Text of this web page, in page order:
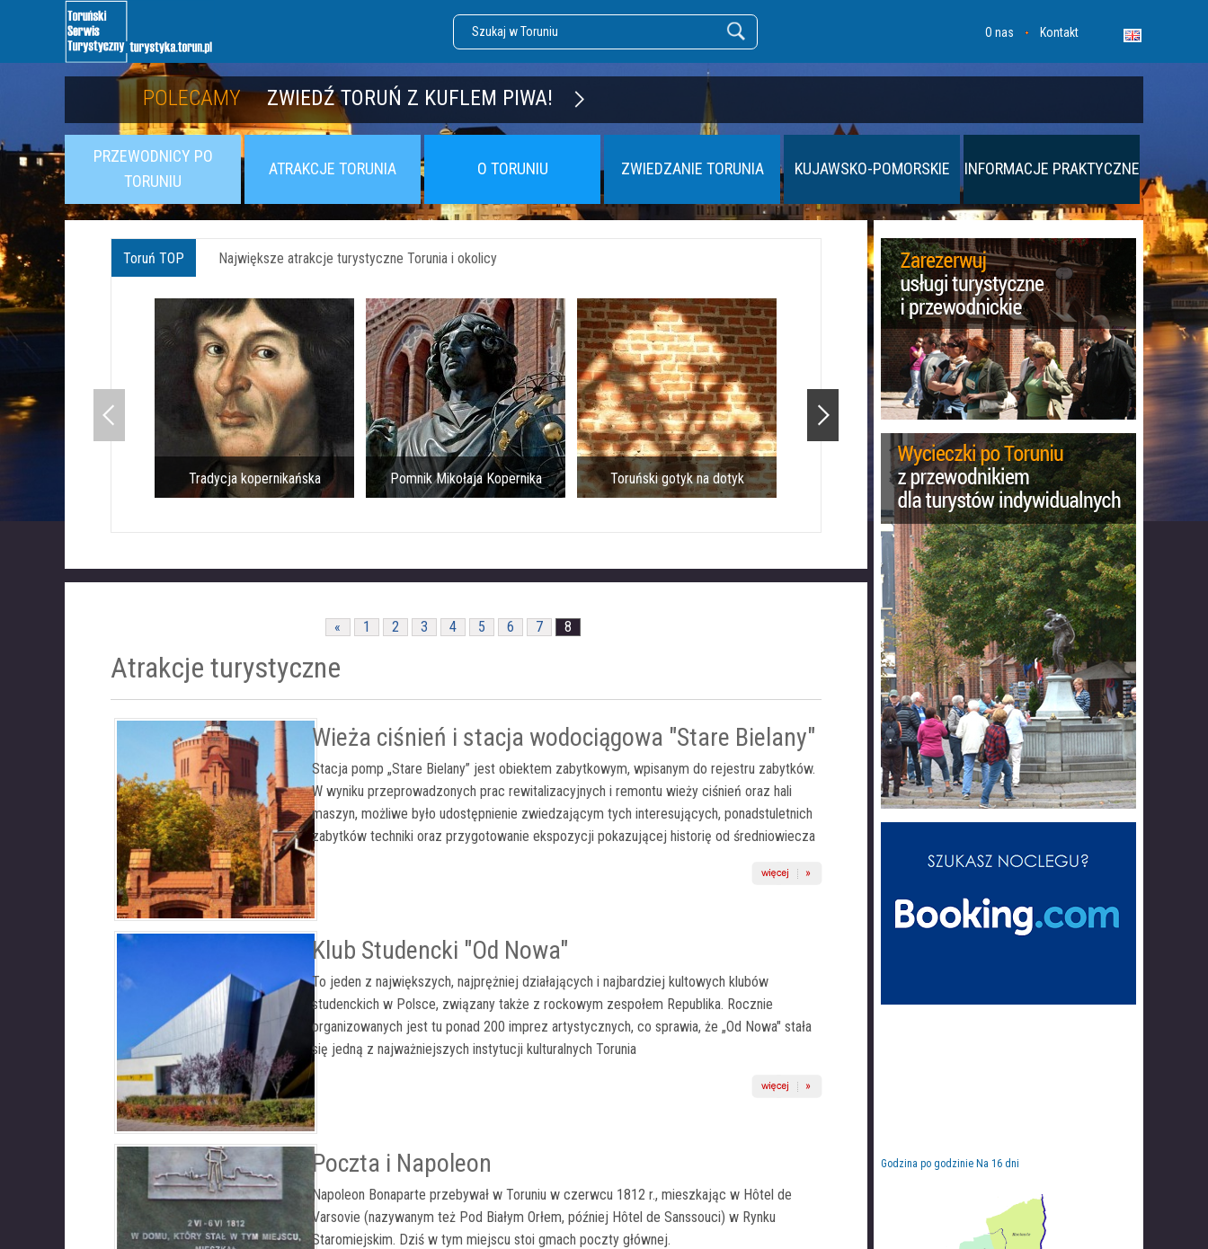
O nas Kontakt
POLECAMY ZWIEDŹ TORUŃ Z KUFLEM PIWA!
POLECAMY POZNAJ TWIERDZĘ TORUŃ
PRZEWODNICY PO
TORUNIU
ATRAKCJE TORUNIA O TORUNIU ZWIEDZANIE TORUNIA KUJAWSKO-POMORSKIE INFORMACJE PRAKTYCZNE
Toruń TOP Największe atrakcje turystyczne Torunia i okolicy
Tradycja kopernikańska Pomnik Mikołaja Kopernika Toruński gotyk na dotyk Ratusz Staromiejski Katedra Świętojańska
« 1 2 3 4 5 6 7 8
Atrakcje turystyczne
Wieża ciśnień i stacja wodociągowa "Stare Bielany"
Stacja pomp „Stare Bielany” jest obiektem zabytkowym, wpisanym do rejestru zabytków.
W wyniku przeprowadzonych prac rewitalizacyjnych i remontu wieży ciśnień oraz hali
maszyn, możliwe było udostępnienie zwiedzającym tych interesujących, ponadstuletnich
zabytków techniki oraz przygotowanie ekspozycji pokazującej historię od średniowiecza
Klub Studencki "Od Nowa"
To jeden z największych, najprężniej działających i najbardziej kultowych klubów
studenckich w Polsce, związany także z rockowym zespołem Republika. Rocznie
organizowanych jest tu ponad 200 imprez artystycznych, co sprawia, że „Od Nowa" stała
się jedną z najważniejszych instytucji kulturalnych Torunia
Poczta i Napoleon
Napoleon Bonaparte przebywał w Toruniu w czerwcu 1812 r., mieszkając w Hôtel de
Varsovie (nazywanym też Pod Białym Orłem, później Hôtel de Sanssouci) w Rynku
Staromiejskim. Dziś w tym miejscu stoi gmach poczty głównej.
Godzina po godzinie Na 16 dni